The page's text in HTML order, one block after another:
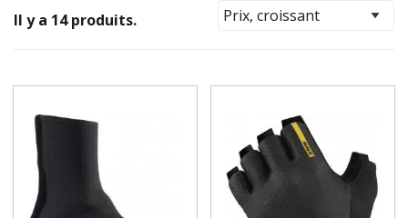
Il y a 14 produits.